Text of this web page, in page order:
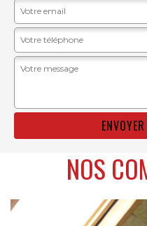
NOS